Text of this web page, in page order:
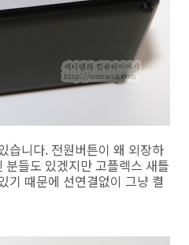
습니다. 전원버튼이 왜 외장하
들도 있겠지만 고플렉스 새틀
기 때문에 선연결없이 그냥 켤